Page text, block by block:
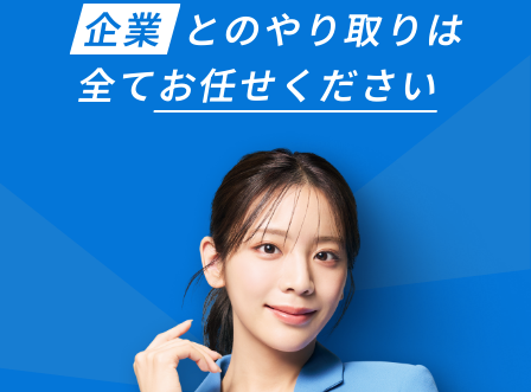
企業とのやり取りは
全てお任せください